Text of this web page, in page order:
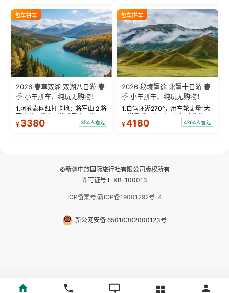
绝美瞬间。 赛湖坦克300跟车视
频：专业摄影师...
瓦人最大村落——禾木村，欣赏
晨雾与小木...
包车拼车
2026·春享双湖 双湖八日游 春
季 小车拼车、纯玩无购物！
1.阿勒泰网红打卡地：将军山 2.将
军山落日缆车，体验雪都风光 3.
将军山，夕阳派对，蹦迪party 4.
¥ 3380 354人看过
包车拼车
2026·秘境疆途 北疆十日游 春
季 小车拼车、纯玩无购物！
1.自驾环湖270°，用车轮丈量“大
西洋最后一滴眼泪”的极致蔚蓝，
让雪山、花海与深邃湖水在转弯
¥4180 4264人看过
©新疆中旅国际旅行社有限公司版权所有
许可证号:L-XB-100013
ICP备案号:新ICP备19001292号-4
新公网安备 65010302000123号